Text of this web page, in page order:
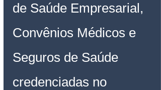
de Saúde Empresarial,
Convênios Médicos e
Seguros de Saúde
credenciadas no